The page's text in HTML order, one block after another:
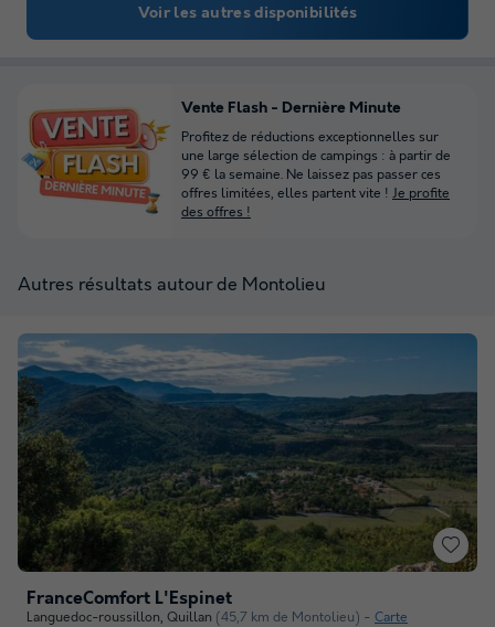
Voir les autres disponibilités
Autres résultats autour de Montolieu
FranceComfort L'Espinet
Languedoc-roussillon, Quillan (45,7 km de Montolieu) Carte
Vente Flash - Dernière Minute
Profitez de réductions exceptionnelles sur
une large sélection de campings : à partir de
99 € la semaine. Ne laissez pas passer ces
offres limitées, elles partent vite ! Je profite
des offres !